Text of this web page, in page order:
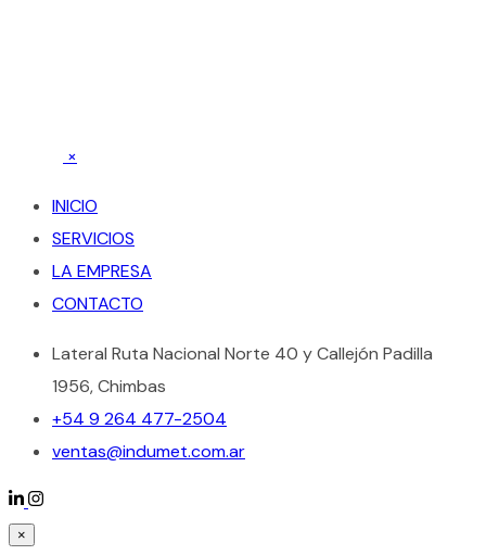
×
INICIO
SERVICIOS
LA EMPRESA
CONTACTO
Lateral Ruta Nacional Norte 40 y Callejón Padilla
1956, Chimbas
+54 9 264 477-2504
ventas@indumet.com.ar
×